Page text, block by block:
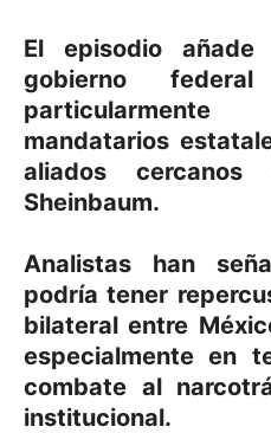
El episodio
gobierno
mandatarios
aliados
Sheinbaum.
Analistas han
podría tener
bilateral entre
especialmente en
combate al
institucional.